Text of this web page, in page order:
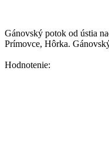
Gánovský potok od ústia
Prímovce, Hôrka.
Hodnotenie: